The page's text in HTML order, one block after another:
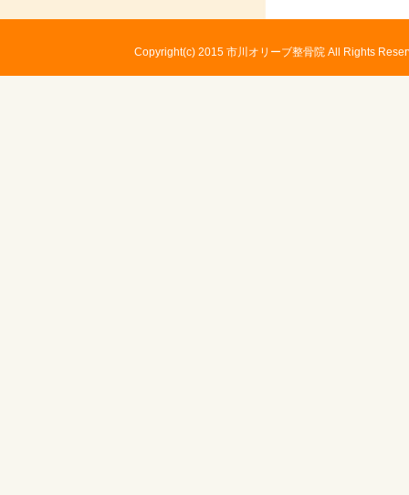
Copyright(c) 2015 市川オリーブ整骨院 All Rights